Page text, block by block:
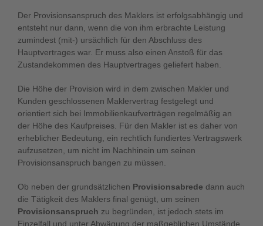
Der Provisionsanspruch des Maklers ist erfolgsabhängig und
entsteht nur dann, wenn die von ihm erbrachte Leistung
zumindest (mit-) ursächlich für den Abschluss des
Hauptvertrages war. Er muss also einen Anstoß für das
Zustandekommen des Hauptvertrages geliefert haben.
Die Höhe der Provision wird in dem zwischen Makler und
Kunden geschlossenen Maklervertrag festgelegt und
orientiert sich bei Immobilienkaufverträgen regelmäßig an
der Höhe des Kaufpreises. Für den Makler ist es daher von
erheblicher Bedeutung, ein rechtlich fundiertes Vertragswerk
aufzusetzen, um nicht im Nachhinein um seinen
Provisionsanspruch bangen zu müssen.
Ob neben der grundsätzlichen Provisionsabrede dann auch
die Tätigkeit des Maklers final genügt, um seinen
Provisionsanspruch zu begründen, ist jedoch stets im
Einzelfall und unter Abwägung der maßgeblichen Umstände